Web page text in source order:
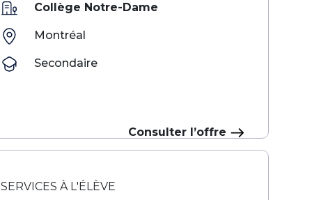
Collège Notre-Dame
Montréal
Secondaire
Consulter l’offre
SERVICES À L'ÉLÈVE